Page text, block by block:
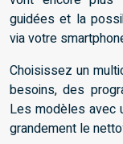
guidées et la
via votre
Choisissez un
besoins, des
Les modèles avec
grandement le